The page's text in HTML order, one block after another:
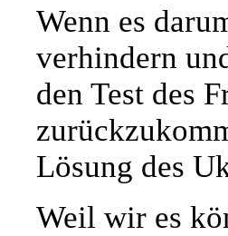
Wenn es
verhindern
den Test des
Lösung des
Weil wir es